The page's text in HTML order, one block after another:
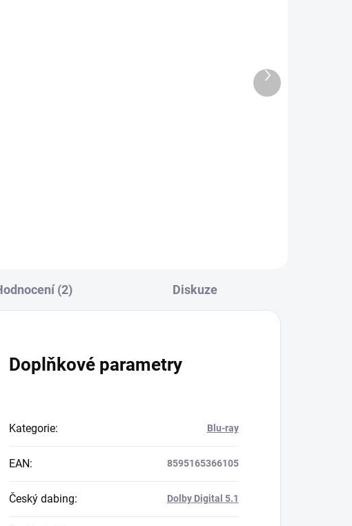
Další
produkt
(2) Diskuze
Doplňkové parametry
Kategorie: Blu-ray
EAN: 8595165366105
Český dabing: Dolby Digital 5.1